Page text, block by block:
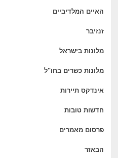
האיים המלדיביים
זנזיבר
מלונות בישראל
מלונות כשרים בחו"ל
אינדקס תיירות
חדשות טובות
פרסום מאמרים
הבאזר